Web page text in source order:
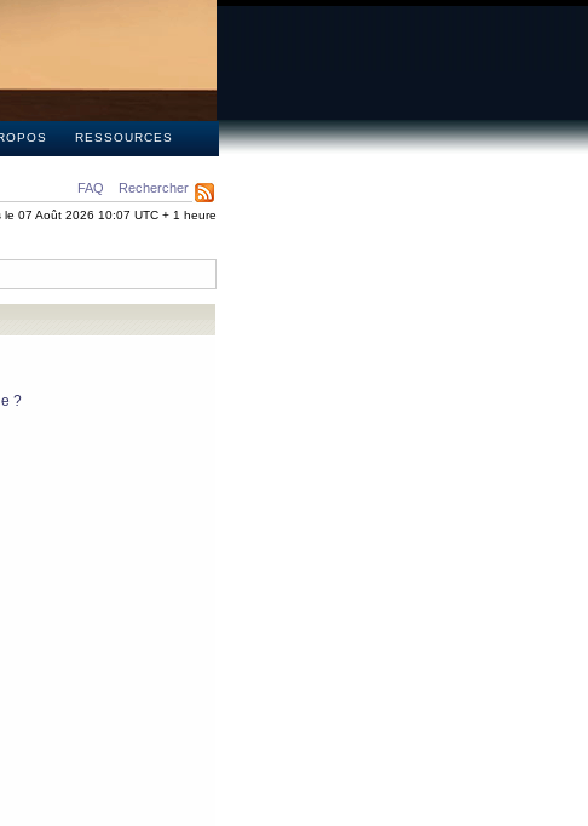
RESSOURCES
FAQ Rechercher
le 07 Août 2026 10:07 UTC + 1 heure
?